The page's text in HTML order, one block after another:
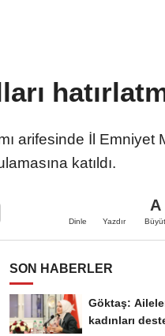
arifesinde İl Emniyet
katıldı.
Dinle Yazdır
A
Büyüt
SON HABERLER
Göktaş:
kadınları